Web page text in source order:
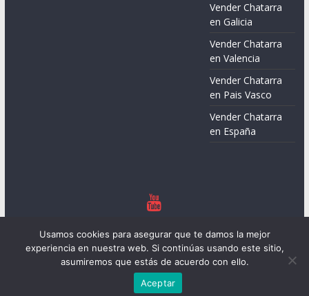
Vender Chatarra
en Galicia
Vender Chatarra
en Valencia
Vender Chatarra
en Pais Vasco
Vender Chatarra
en España
derechos reservados.
Tema:ColorMagpor ThemeGrill. Funciona conWordPress
Usamos cookies para asegurar que te damos la mejor
experiencia en nuestra web. Si continúas usando este sitio,
asumiremos que estás de acuerdo con ello.
Aceptar